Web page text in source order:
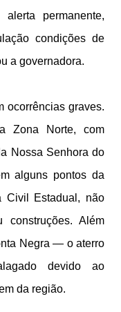
permanente,
condições de
a governadora.
ocorrências graves.
Zona Norte, com
Nossa Senhora do
alguns pontos da
Civil Estadual, não
construções. Além
Negra — o aterro
devido ao
da região.